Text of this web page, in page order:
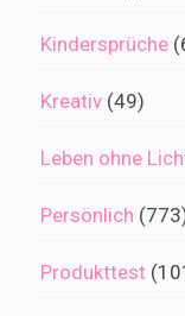
Kindersprüche
Kreativ (49)
Leben ohne
Persönlich
Produkttest